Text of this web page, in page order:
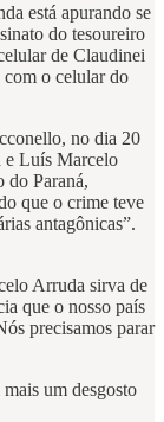
está apurando se
do tesoureiro
de Claudinei
com o celular do
no dia 20
e Luís Marcelo
Paraná,
que o crime teve
antagônicas”.
Arruda sirva de
que o nosso país
precisamos parar
um desgosto